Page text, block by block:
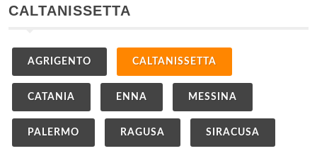
CALTANISSETTA
AGRIGENTO CALTANISSETTA
CATANIA ENNA MESSINA
PALERMO RAGUSA SIRACUSA